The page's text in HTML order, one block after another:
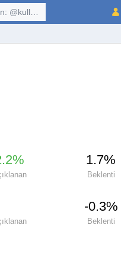
$sembol, ...
1.7%
Beklenti
-0.3%
Beklenti